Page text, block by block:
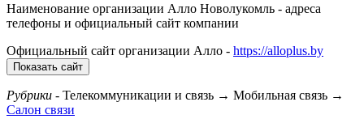
Наименование организации Алло Новолукомль - адреса
телефоны и официальный сайт компании
Официальный сайт организации Алло - https://alloplus.by
Показать сайт
Рубрики - Телекоммуникации и связь → Мобильная связь →
Салон связи